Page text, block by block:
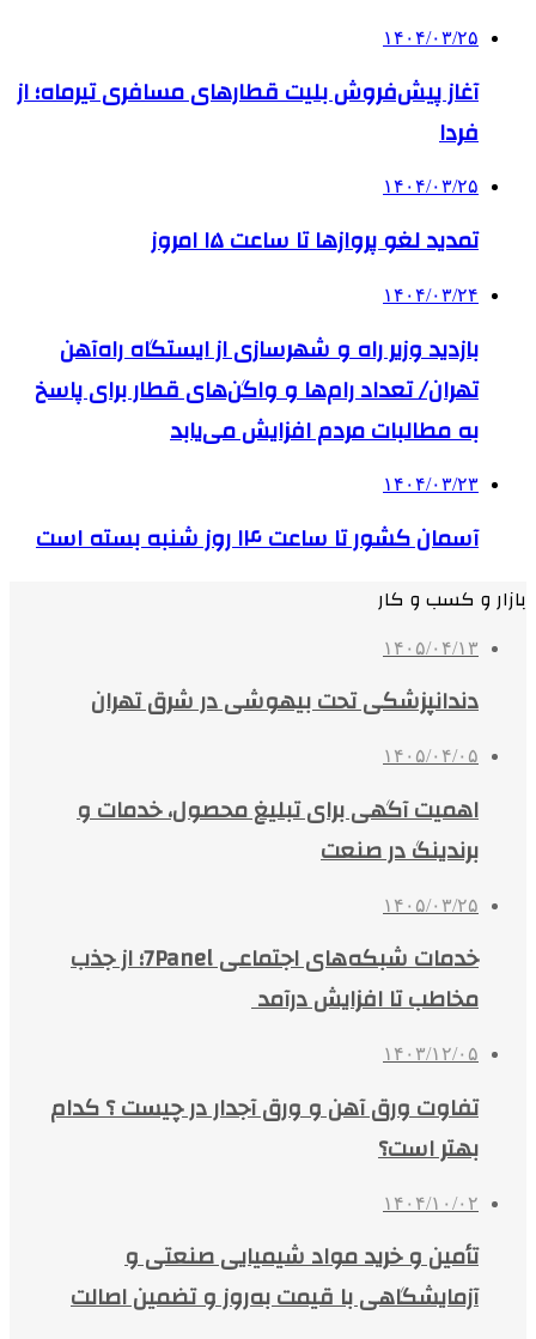
۱۴۰۴/۰۳/۲۵
آغاز پیش‌فروش بلیت‌ قطارهای مسافری تیرماه؛ از
فردا
۱۴۰۴/۰۳/۲۵
تمدید لغو پروازها تا ساعت ۱۵ امروز
۱۴۰۴/۰۳/۲۴
بازدید وزیر راه و شهرسازی از ایستگاه راه‌آهن
تهران/ تعداد رام‌ها و واگن‌های قطار برای پاسخ
به مطالبات مردم افزایش می‌یابد
۱۴۰۴/۰۳/۲۳
آسمان کشور تا ساعت ۱۴ روز شنبه بسته است
بازار و کسب و کار
۱۴۰۵/۰۴/۱۳
دندانپزشکی تحت بیهوشی در شرق تهران
۱۴۰۵/۰۴/۰۵
اهمیت آگهی برای تبلیغ محصول، خدمات و
برندینگ در صنعت
۱۴۰۵/۰۳/۲۵
خدمات شبکه‌های اجتماعی 7Panel؛ از جذب
مخاطب تا افزایش درآمد
۱۴۰۳/۱۲/۰۵
تفاوت ورق آهن و ورق آجدار در چیست ؟ کدام
بهتر است؟
۱۴۰۴/۱۰/۰۲
تأمین و خرید مواد شیمیایی صنعتی و
آزمایشگاهی با قیمت به‌روز و تضمین اصالت